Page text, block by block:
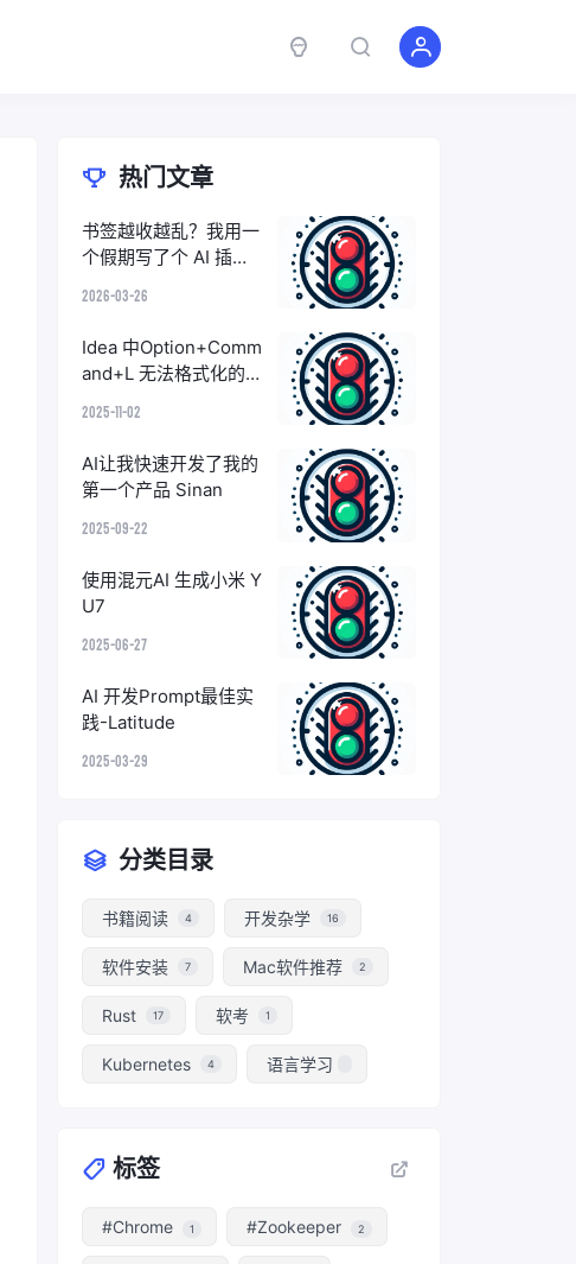
热门文章
书签越收越乱？我用一
个假期写了个 AI 插件
2026-03-26
Idea 中Option+Comm
and+L 无法格式化的
2025-11-02
AI让我快速开发了我的
第一个产品 Sinan
2025-09-22
使用混元AI 生成小米 Y
U7
2025-06-27
AI 开发Prompt最佳实
践-Latitude
2025-03-29
分类目录
书籍阅读 4 开发杂学 16
软件安装 7 Mac软件推荐 2
Rust 17 软考 1
Kubernetes 4 语言学习
标签
#Chrome 1 #Zookeeper 2